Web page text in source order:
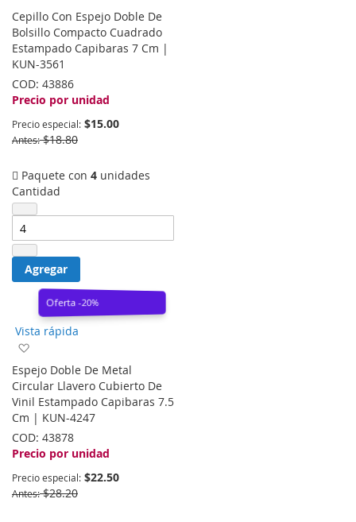
a
la
lista
de
deseos
Cepillo Con Espejo Doble De
Bolsillo Compacto Cuadrado
Estampado Capibaras 7 Cm |
KUN-3561
COD: 43886
Precio por unidad
Precio especial $15.00
Antes $18.80
Paquete con 4 unidades
Cantidad
Agregar
Oferta -20%
Vista rápida
la
lista
de
deseos
Espejo Doble De Metal
Circular Llavero Cubierto De
Vinil Estampado Capibaras 7.5
Cm | KUN-4247
COD: 43878
Precio por unidad
Precio especial $22.50
Antes $28.20